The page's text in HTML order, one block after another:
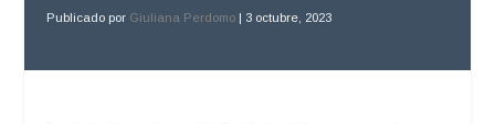
Publicado por Giuliana Perdomo | 3 octubre, 2023